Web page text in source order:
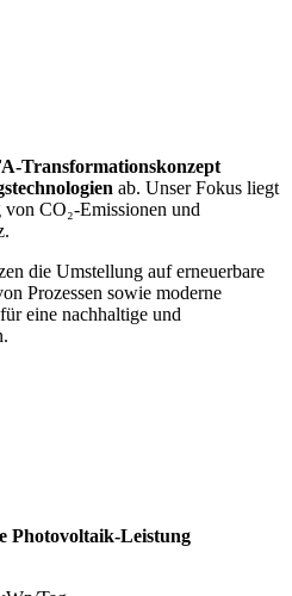
Transformationskonzept
ab. Unser Fokus liegt
CO₂-Emissionen und
die Umstellung auf erneuerbare
Prozessen sowie moderne
eine nachhaltige und
Photovoltaik-Leistung